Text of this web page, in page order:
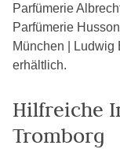
Parfümerie
Parfümerie
München | Ludwig
erhältlich.
Hilfreiche
Tromborg